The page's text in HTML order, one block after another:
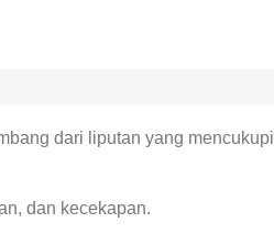
dari liputan yang mencukupi
dan kecekapan.